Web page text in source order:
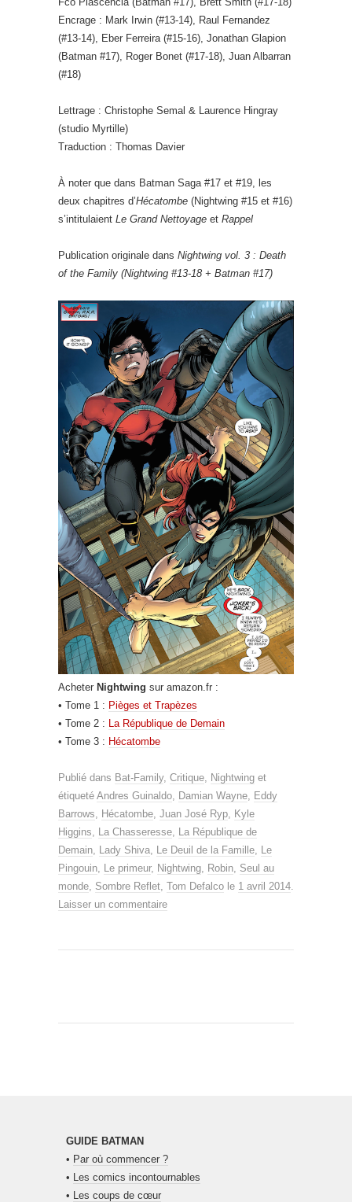
Encrage : Mark Irwin (#13-14), Raul Fernandez
(#13-14), Eber Ferreira (#15-16), Jonathan Glapion
(Batman #17), Roger Bonet (#17-18), Juan Albarran
(#18)
Lettrage : Christophe Semal & Laurence Hingray
(studio Myrtille)
Traduction : Thomas Davier
À noter que dans Batman Saga #17 et #19, les
deux chapitres d’Hécatombe (Nightwing #15 et #16)
s’intitulaient Le Grand Nettoyage et Rappel
Publication originale dans Nightwing vol. 3 : Death
of the Family (Nightwing #13-18 + Batman #17)
Acheter Nightwing sur amazon.fr :
• Tome 1 : Pièges et Trapèzes
• Tome 2 : La République de Demain
• Tome 3 : Hécatombe
Publié dans Bat-Family, Critique Nightwing et
étiqueté Andres Guinaldo Damian Wayne Eddy
Barrows
Hécatombe Juan José Ryp Kyle
Higgins
La Chasseresse La République de
Demain Lady Shiva Le Deuil de la Famille Le
Pingouin Le primeur, Nightwing Robin Seul au
monde Sombre Reflet Tom Defalco le 1 avril 2014
Laisser un commentaire
GUIDE BATMAN
• Par où commencer ?
• Les comics incontournables
• Les coups de cœur